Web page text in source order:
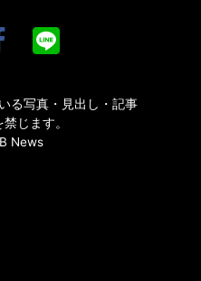
る写真・見出し・記事
じます。
News